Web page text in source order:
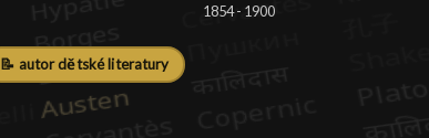
1854 - 1900
📝 autor dětské literatury